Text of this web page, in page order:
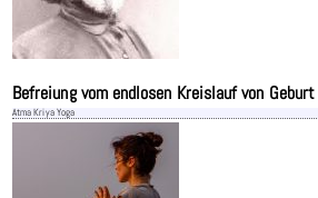
Befreiung vom endlosen Kreislauf von Geburt
Atma Kriya Yoga